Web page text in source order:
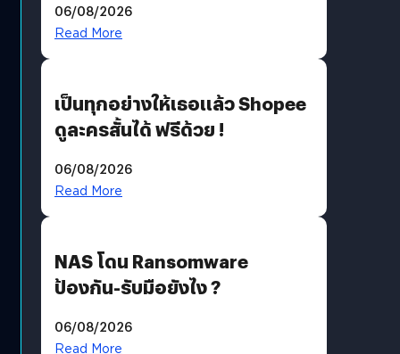
?
06/08/2026
Read More
เป็นทุกอย่างให้เธอแล้ว Shopee
ดูละครสั้นได้ ฟรีด้วย !
06/08/2026
Read More
NAS โดน Ransomware
ป้องกัน-รับมือยังไง ?
06/08/2026
Read More